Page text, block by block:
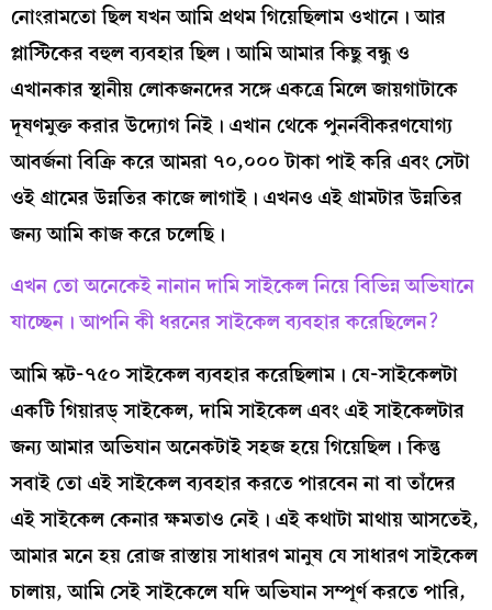
নোংরামতো ছিল যখন আমি প্রথম গিয়েছিলাম ওখানে। আর
প্লাস্টিকের বহুল ব্যবহার ছিল। আমি আমার কিছু বন্ধু ও
এখানকার স্থানীয় লোকজনদের সঙ্গে একত্রে মিলে জায়গাটাকে
দূষণমুক্ত করার উদ্যোগ নিই। এখান থেকে পুনর্নবীকরণযোগ্য
আবর্জনা বিক্রি করে আমরা ৭০,০০০ টাকা পাই করি এবং সেটা
ওই গ্রামের উন্নতির কাজে লাগাই। এখনও এই গ্রামটার উন্নতির
জন্য আমি কাজ করে চলেছি।
এখন তো অনেকেই নানান দামি সাইকেল নিয়ে বিভিন্ন অভিযানে
যাচ্ছেন। আপনি কী ধরনের সাইকেল ব্যবহার করেছিলেন?
আমি স্কট-৭৫০ সাইকেল ব্যবহার করেছিলাম। যে-সাইকেলটা
একটি গিয়ারড্‌ সাইকেল, দামি সাইকেল এবং এই সাইকেলটার
জন্য আমার অভিযান অনেকটাই সহজ হয়ে গিয়েছিল। কিন্তু
সবাই তো এই সাইকেল ব্যবহার করতে পারবেন না বা তাঁদের
এই সাইকেল কেনার ক্ষমতাও নেই। এই কথাটা মাথায় আসতেই,
আমার মনে হয় রোজ রাস্তায় সাধারণ মানুষ যে সাধারণ সাইকেল
চালায়, আমি সেই সাইকেলে যদি অভিযান সম্পূর্ণ করতে পারি,